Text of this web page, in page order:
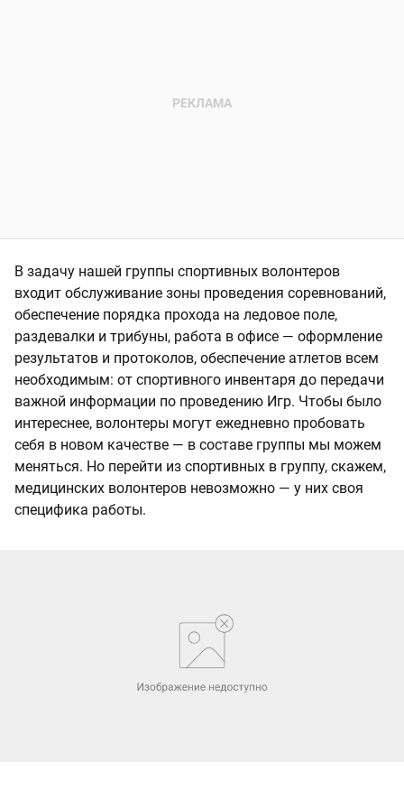
В задачу нашей группы спортивных волонтеров
входит обслуживание зоны проведения соревнований,
обеспечение порядка прохода на ледовое поле,
раздевалки и трибуны, работа в офисе — оформление
результатов и протоколов, обеспечение атлетов всем
необходимым: от спортивного инвентаря до передачи
важной информации по проведению Игр. Чтобы было
интереснее, волонтеры могут ежедневно пробовать
себя в новом качестве — в составе группы мы можем
меняться. Но перейти из спортивных в группу, скажем,
медицинских волонтеров невозможно — у них своя
специфика работы.